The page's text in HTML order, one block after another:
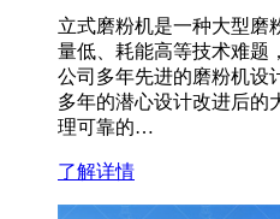
立式磨粉机是一种大型磨
量低、耗能高等技术难题
公司多年先进的磨粉机设
多年的潜心设计改进后的
理可靠的…
了解详情